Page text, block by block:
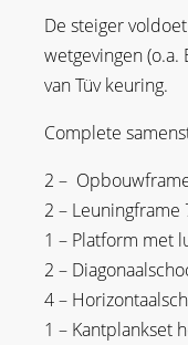
De steiger
wetgevingen (o.a.
van Tüv keuring.
Complete
2 –
2 – Leuningframe
1 – Platform met
2 –
4 –
1 – Kantplankset